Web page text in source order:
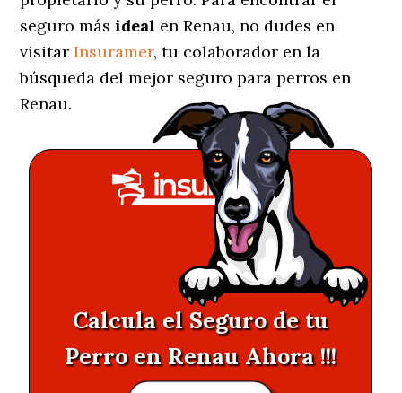
seguro másideal en Renau, no dudes en
visitarInsuramer, tu colaborador en la
búsqueda del mejor seguro para perros en
Renau.
Calcula el Seguro de tu
Perro en Renau Ahora !!!